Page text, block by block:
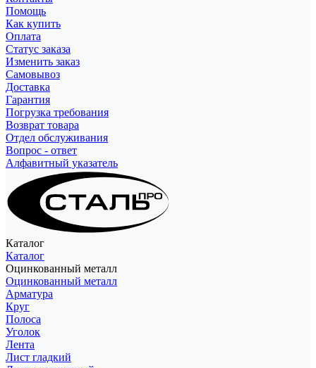
Помощь
Как купить
Оплата
Статус заказа
Изменить заказ
Самовывоз
Доставка
Гарантия
Погрузка требования
Возврат товара
Отдел обслуживания
Вопрос - ответ
Алфавитный указатель
Каталог
Каталог
Оцинкованный металл
Оцинкованный металл
Арматура
Круг
Полоса
Уголок
Лента
Лист гладкий